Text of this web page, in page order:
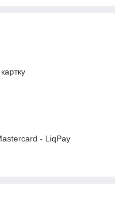
- LiqPay